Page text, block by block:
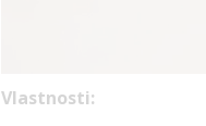
Vlastnosti: